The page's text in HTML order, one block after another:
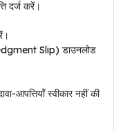
दर्ज करें।
Slip) डाउनलोड
आपत्तियाँ स्वीकार नहीं की